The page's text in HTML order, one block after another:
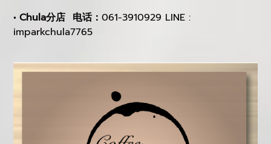
• Chula分店 电话：061-3910929 LINE :
imparkchula7765